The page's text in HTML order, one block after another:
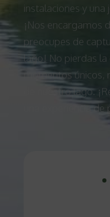
instalaciones y
¡Nos encargamos
preocupes de
lago! No pierdas
momentos únicos,
de nuestro lago.
una experiencia